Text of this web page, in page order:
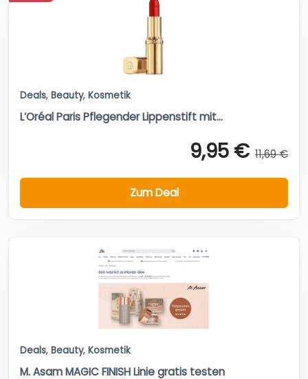
Deals, Beauty, Kosmetik
L’Oréal Paris Pflegender Lippenstift mit...
9,95 € 11,69 €
Zum Deal
Deals, Beauty, Kosmetik
M. Asam MAGIC FINISH Linie gratis testen